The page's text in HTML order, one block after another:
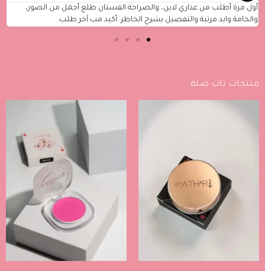
الفستان طلع أجمل من الصور،
أكيد مب آخر طلب.
طلبت من باي عذاري أكثر من منتج،
مرتب وطبيعي. حتى التغليف كان وايد
منتجات ذات صلة